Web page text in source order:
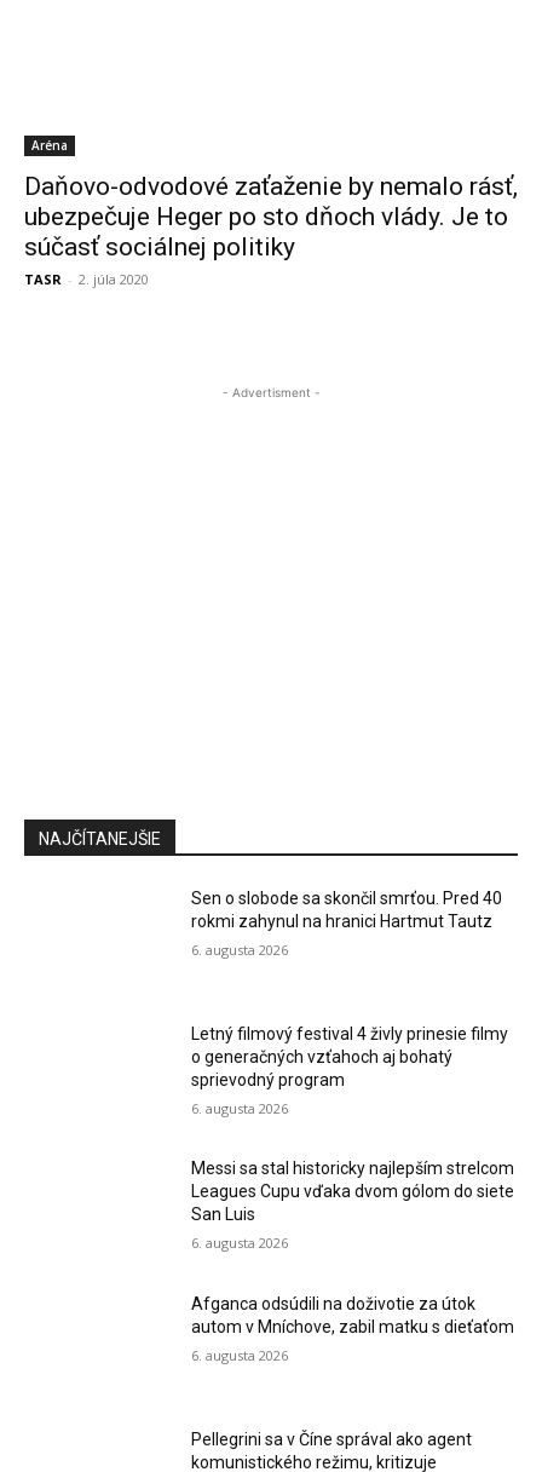
Aréna
Daňovo-odvodové zaťaženie by nemalo rásť,
ubezpečuje Heger po sto dňoch vlády. Je to
súčasť sociálnej politiky
TASR - 2. júla 2020
- Advertisment -
NAJČÍTANEJŠIE
Sen o slobode sa skončil smrťou. Pred 40
rokmi zahynul na hranici Hartmut Tautz
6. augusta 2026
Letný filmový festival 4 živly prinesie filmy
o generačných vzťahoch aj bohatý
sprievodný program
6. augusta 2026
Messi sa stal historicky najlepším strelcom
Leagues Cupu vďaka dvom gólom do siete
San Luis
6. augusta 2026
Afganca odsúdili na doživotie za útok
autom v Mníchove, zabil matku s dieťaťom
6. augusta 2026
Pellegrini sa v Číne správal ako agent
komunistického režimu, kritizuje